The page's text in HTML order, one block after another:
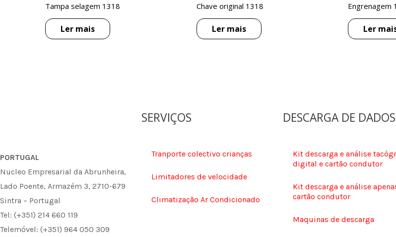
Tampa selagem 1318
Ler mais
Chave original 1318
Ler mais
Engrenagem
Ler
PORTUGAL
Nucleo Empresarial da Abrunheira,
Lado Poente, Armazém 3, 2710-679
Sintra – Portugal
Tel: (+351) 214 660 119
Telemóvel: (+351) 964 050 309
SERVIÇOS
Tranporte colectivo crianças
Limitadores de velocidade
Climatização Ar Condicionado
DESCARGA DE DADOS
Kit descarga e análise
digital e cartão condutor
Kit descarga e análise
cartão condutor
Maquinas de descarga